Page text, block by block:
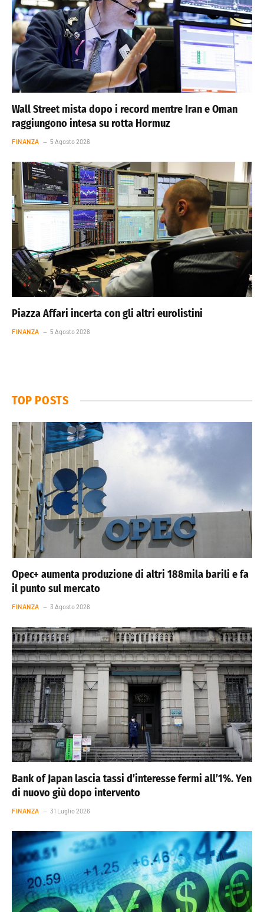
Wall Street mista dopo i record mentre Iran e Oman
raggiungono intesa su rotta Hormuz
FINANZA 5 Agosto 2026
Piazza Affari incerta con gli altri eurolistini
FINANZA 5 Agosto 2026
TOP POSTS
Opec+ aumenta produzione di altri 188mila barili e fa
il punto sul mercato
FINANZA 3 Agosto 2026
Bank of Japan lascia tassi d’interesse fermi all’1%. Yen
di nuovo giù dopo intervento
FINANZA 31 Luglio 2026